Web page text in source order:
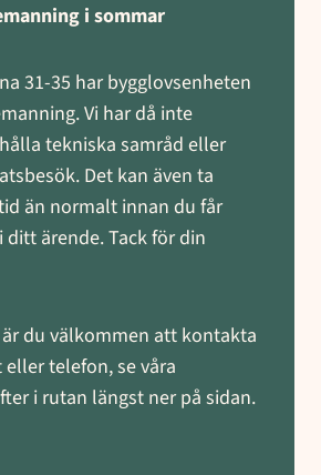
i sommar
31-35 har bygglovsenheten
Vi har då inte
tekniska samråd eller
Det kan även ta
än normalt innan du får
ärende. Tack för din
du välkommen att kontakta
telefon, se våra
i rutan längst ner på sidan.